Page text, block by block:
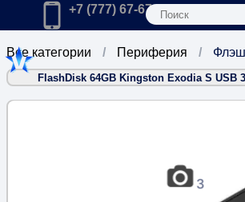
Главная
Позвонить в компанию по
+7 (777) 67-67-666
Периферия
Все категории
FlashDisk 64GB Kingston Exodia S USB